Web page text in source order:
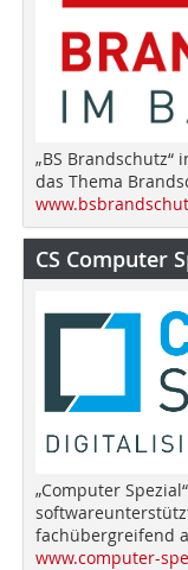
„BS
das Thema
CS Computer
„Computer
fachübergreifend
www.computer-